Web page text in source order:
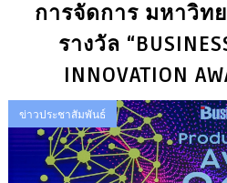
การจัดการ มหาวิท
รางวัล
INNOVATION
ข่าวประชาสัมพันธ์